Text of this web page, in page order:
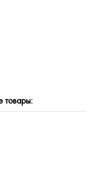
товары: